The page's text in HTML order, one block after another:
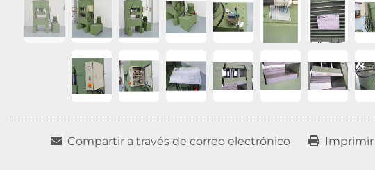
Compartir a través de correo electrónico Imprimir